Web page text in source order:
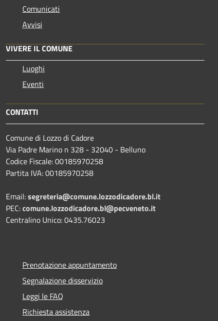
Comunicati
Avvisi
VIVERE IL COMUNE
Luoghi
Eventi
CONTATTI
Comune di Lozzo di Cadore
Via Padre Marino n 328 - 32040 - Belluno
Codice Fiscale: 00185970258
Partita IVA: 00185970258
Email:segreteria@comune.lozzodicadore.bl.it
PEC:comune.lozzodicadore.bl@pecveneto.it
Centralino Unico: 0435.76023
Prenotazione appuntamento
Segnalazione disservizio
Leggi le FAQ
Richiesta assistenza